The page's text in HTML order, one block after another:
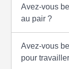
Avez-vous
au pair ?
Avez-vous
pour